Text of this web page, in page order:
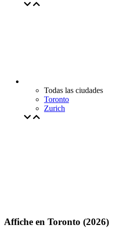
Todas las ciudades
Toronto
Zurich
Affiche en Toronto (2026)